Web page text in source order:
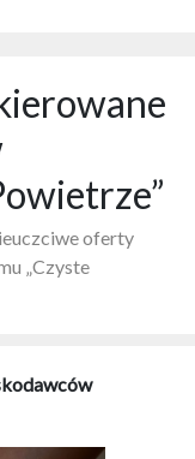
oferty
„Czyste